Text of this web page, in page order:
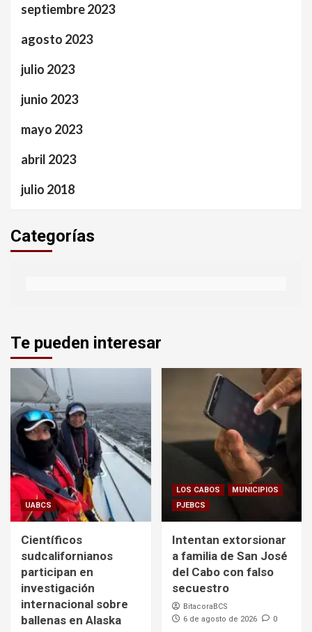
septiembre 2023
agosto 2023
julio 2023
junio 2023
mayo 2023
abril 2023
julio 2018
Categorías
Te pueden interesar
UABCS
Científicos
sudcalifornianos
participan en
investigación
internacional sobre
ballenas en Alaska
LOS CABOS
MUNICIPIOS
PJEBCS
Intentan extorsionar
a familia de San José
del Cabo con falso
secuestro
BitacoraBCS
6 de agosto de 2026
0